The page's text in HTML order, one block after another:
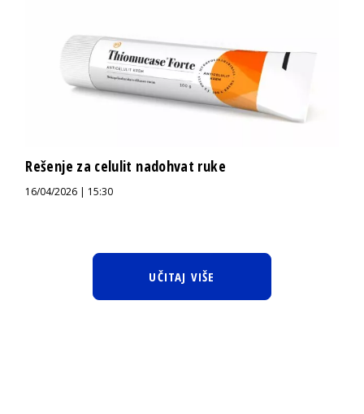
Rešenje za celulit nadohvat ruke
16/04/2026 | 15:30
UČITAJ VIŠE